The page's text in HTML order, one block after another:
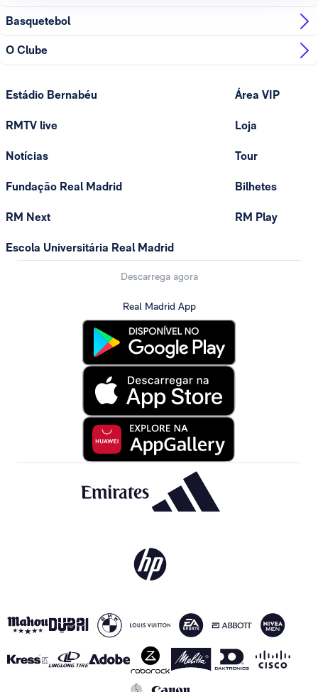
Basquetebol
O Clube
Estádio Bernabéu
RMTV live
Notícias
Fundação Real Madrid
RM Next
Escola Universitária Real Madrid
Área VIP
Loja
Tour
Bilhetes
RM Play
Descarrega agora
Real Madrid App